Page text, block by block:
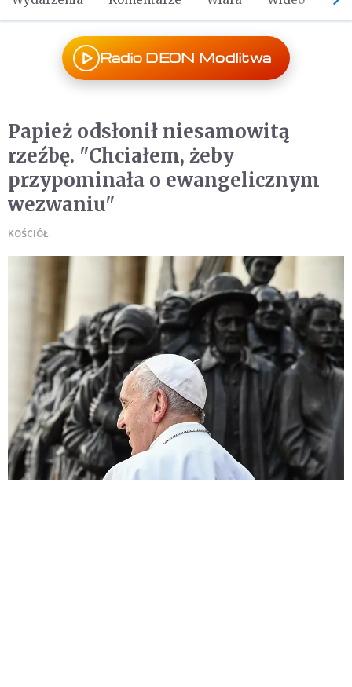
Radio DEON Modlitwa
Papież odsłonił niesamowitą
rzeźbę. "Chciałem, żeby
przypominała o ewangelicznym
wezwaniu"
KOŚCIÓŁ